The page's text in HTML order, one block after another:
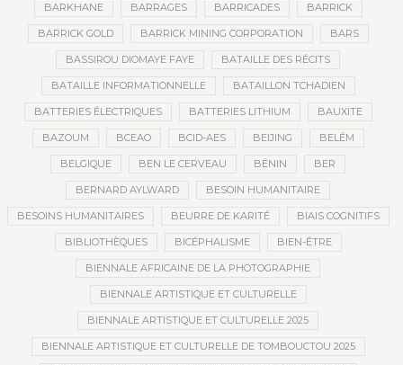
BARKHANE BARRAGES BARRICADES BARRICK
BARRICK GOLD BARRICK MINING CORPORATION BARS
BASSIROU DIOMAYE FAYE BATAILLE DES RÉCITS
BATAILLE INFORMATIONNELLE BATAILLON TCHADIEN
BATTERIES ÉLECTRIQUES BATTERIES LITHIUM BAUXITE
BAZOUM BCEAO BCID-AES BEIJING BELÉM
BELGIQUE BEN LE CERVEAU BÉNIN BER
BERNARD AYLWARD BESOIN HUMANITAIRE
BESOINS HUMANITAIRES BEURRE DE KARITÉ BIAIS COGNITIFS
BIBLIOTHÈQUES BICÉPHALISME BIEN-ÊTRE
BIENNALE AFRICAINE DE LA PHOTOGRAPHIE
BIENNALE ARTISTIQUE ET CULTURELLE
BIENNALE ARTISTIQUE ET CULTURELLE 2025
BIENNALE ARTISTIQUE ET CULTURELLE DE TOMBOUCTOU 2025